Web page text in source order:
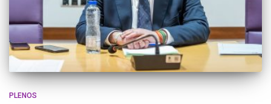
PLENOS